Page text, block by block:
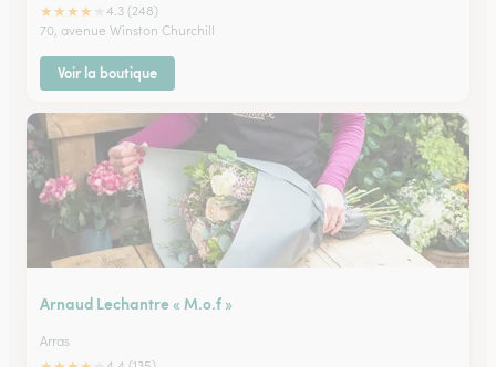
★★★★
4.3 (248)
70, avenue Winston Churchill
Voir la boutique
Arnaud Lechantre « M.o.f »
Arras